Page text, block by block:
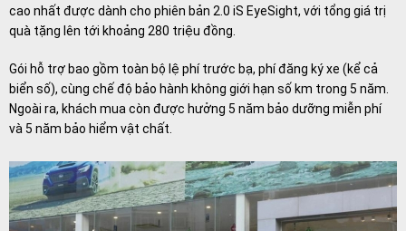
cao nhất được dành cho phiên bản 2.0 iS EyeSight, với tổng giá trị
quà tặng lên tới khoảng 280 triệu đồng.
Gói hỗ trợ bao gồm toàn bộ lệ phí trước bạ, phí đăng ký xe (kể cả
biển số), cùng chế độ bảo hành không giới hạn số km trong 5 năm.
Ngoài ra, khách mua còn được hưởng 5 năm bảo dưỡng miễn phí
và 5 năm bảo hiểm vật chất.